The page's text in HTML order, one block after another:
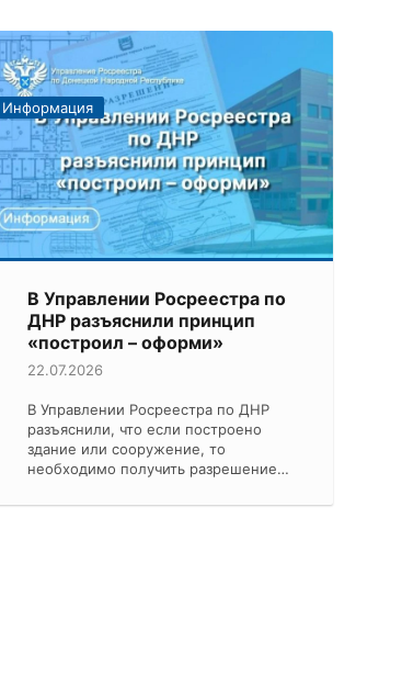
Информация
В Управлении Росреестра по
ДНР разъяснили принцип
«построил – оформи»
22.07.2026
В Управлении Росреестра по ДНР
разъяснили, что если построено
здание или сооружение, то
необходимо получить разрешение…